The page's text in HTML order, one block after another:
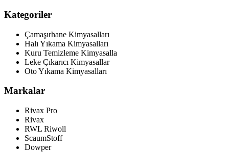
Kategoriler
Çamaşırhane Kimyasalları
Halı Yıkama Kimyasalları
Kuru Temizleme Kimyasalla
Leke Çıkarıcı Kimyasallar
Oto Yıkama Kimyasalları
Markalar
Rivax Pro
Rivax
RWL Riwoll
ScaumStoff
Dowper